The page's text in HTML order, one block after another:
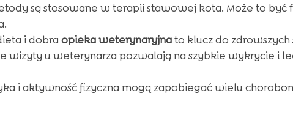
są stosowane w terapii stawowej kota. Może to być
i dobra opieka weterynaryjnato klucz do
wizyty u weterynarza pozwalają na szybkie wykrycie i
i aktywność fizyczna mogą zapobiegać wielu